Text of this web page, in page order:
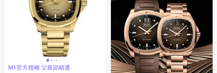
M1官方授權 父親節精選